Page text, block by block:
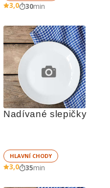
3,0 30min
Nadívané slepičky
HLAVNÍ CHODY
3,0 35min